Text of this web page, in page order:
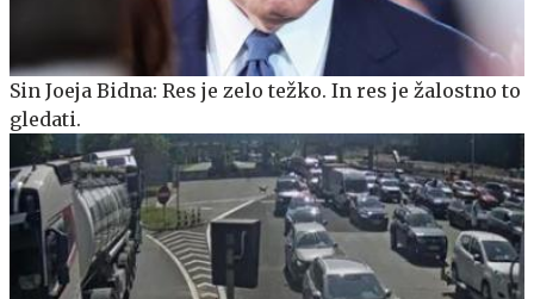
Sin Joeja Bidna: Res je zelo težko. In res je žalostno to
gledati.